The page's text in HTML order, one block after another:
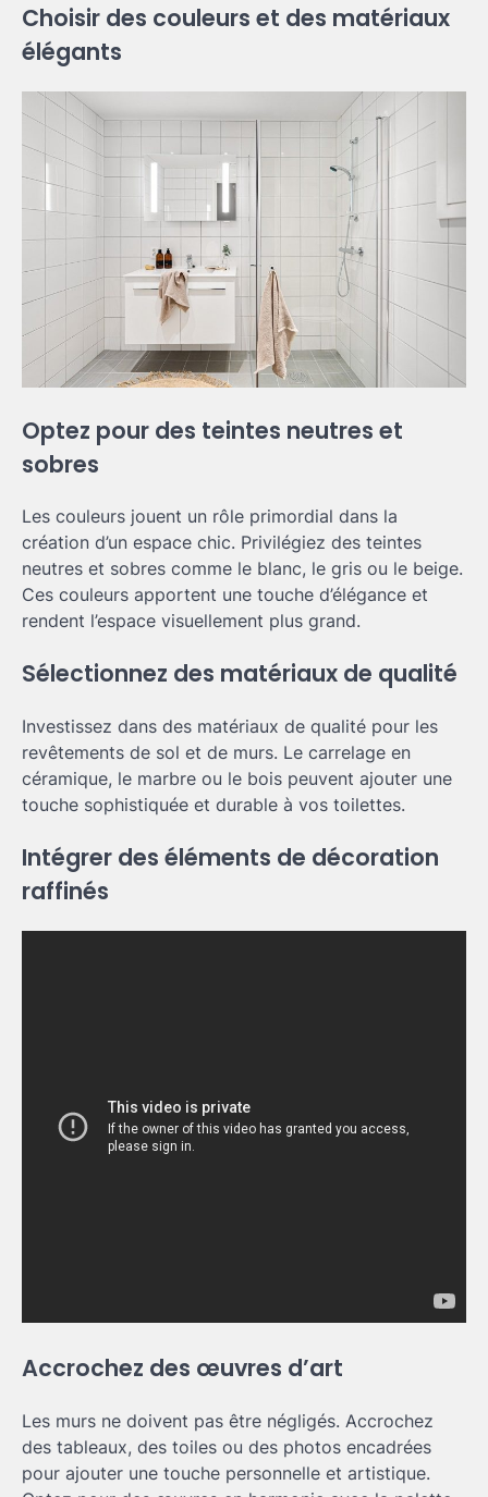
Choisir des couleurs et des matériaux
élégants
Optez pour des teintes neutres et
sobres
Les couleurs jouent un rôle primordial dans la
création d’un espace chic. Privilégiez des teintes
neutres et sobres comme le blanc, le gris ou le beige.
Ces couleurs apportent une touche d’élégance et
rendent l’espace visuellement plus grand.
Sélectionnez des matériaux de qualité
Investissez dans des matériaux de qualité pour les
revêtements de sol et de murs. Le carrelage en
céramique, le marbre ou le bois peuvent ajouter une
touche sophistiquée et durable à vos toilettes.
Intégrer des éléments de décoration
raffinés
Accrochez des œuvres d’art
Les murs ne doivent pas être négligés. Accrochez
des tableaux, des toiles ou des photos encadrées
pour ajouter une touche personnelle et artistique.